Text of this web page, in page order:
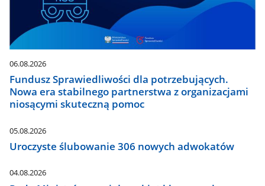
06.08.2026
Fundusz Sprawiedliwości dla potrzebujących.
Nowa era stabilnego partnerstwa z organizacjami
niosącymi skuteczną pomoc
05.08.2026
Uroczyste ślubowanie 306 nowych adwokatów
04.08.2026